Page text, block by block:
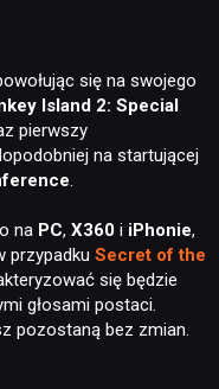
się na swojego
Island 2: Special
pierwszy
na startującej
.
na PC, X360 i iPhonie,
przypadku Secret of the
się będzie
głosami postaci.
pozostaną bez zmian.